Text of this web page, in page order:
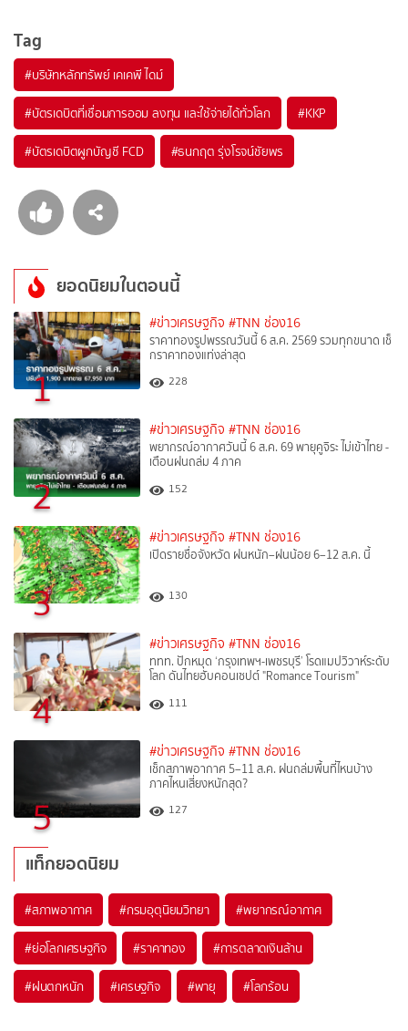
Tag
#บริษัทหลักทรัพย์ เคเคพี ไดม์
#บัตรเดบิตที่เชื่อมการออม ลงทุน และใช้จ่ายได้ทั่วโลก #KKP
#บัตรเดบิตผูกบัญชี FCD #ธนกฤต รุ่งโรจน์ชัยพร
ยอดนิยมในตอนนี้
1
#ข่าวเศรษฐกิจ #TNN ช่อง16
ราคาทองรูปพรรณวันนี้ 6 ส.ค. 2569 รวมทุกขนาด เช็
กราคาทองแท่งล่าสุด
228
2
#ข่าวเศรษฐกิจ #TNN ช่อง16
พยากรณ์อากาศวันนี้ 6 ส.ค. 69 พายุคูจิระ ไม่เข้าไทย -
เตือนฝนถล่ม 4 ภาค
152
3
#ข่าวเศรษฐกิจ #TNN ช่อง16
เปิดรายชื่อจังหวัด ฝนหนัก–ฝนน้อย 6–12 ส.ค. นี้
130
4
#ข่าวเศรษฐกิจ #TNN ช่อง16
ททท. ปักหมุด ‘กรุงเทพฯ-เพชรบุรี’ โรดแมปวิวาห์ระดับ
โลก ดันไทยฮับคอนเซปต์ "Romance Tourism"
111
5
#ข่าวเศรษฐกิจ #TNN ช่อง16
เช็กสภาพอากาศ 5–11 ส.ค. ฝนถล่มพื้นที่ไหนบ้าง
ภาคไหนเสี่ยงหนักสุด?
127
แท็กยอดนิยม
#สภาพอากาศ #กรมอุตุนิยมวิทยา #พยากรณ์อากาศ
#ย่อโลกเศรษฐกิจ #ราคาทอง #การตลาดเงินล้าน
#ฝนตกหนัก #เศรษฐกิจ #พายุ #โลกร้อน